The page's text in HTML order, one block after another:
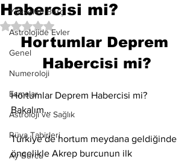
Yükselen Burç
Astrolojide Evler
Genel
Numeroloji
Esmalar
Astroloji ve Sağlık
Rüya Tabirleri
Ay Burcu
Habercisi mi?
5 üzerinden NaN yıldız
Hortumlar Deprem
Habercisi mi?
Hortumlar Deprem Habercisi mi?
Bakalım...
Türkiye’de hortum meydana geldiğinde
öncelikle Akrep burcunun ilk